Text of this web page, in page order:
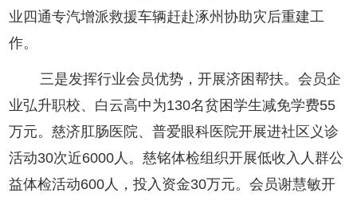
业四通专汽增派救援车辆赶赴涿州协助灾后重建工
作。
三是发挥行业会员优势，开展济困帮扶。会员企
业弘升职校、白云高中为130名贫困学生减免学费55
万元。慈济肛肠医院、普爱眼科医院开展进社区义诊
活动30次近6000人。慈铭体检组织开展低收入人群公
益体检活动600人，投入资金30万元。会员谢慧敏开